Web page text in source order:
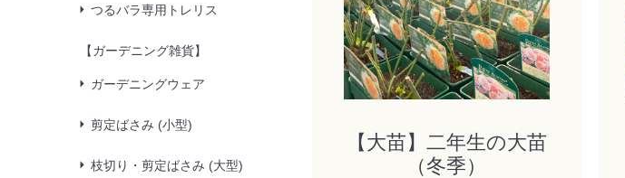
つるバラ専用トレリス
【ガーデニング雑貨】
ガーデニングウェア
剪定ばさみ (小型)
枝切り・剪定ばさみ (大型)
【大苗】二年生の大苗
（冬季）